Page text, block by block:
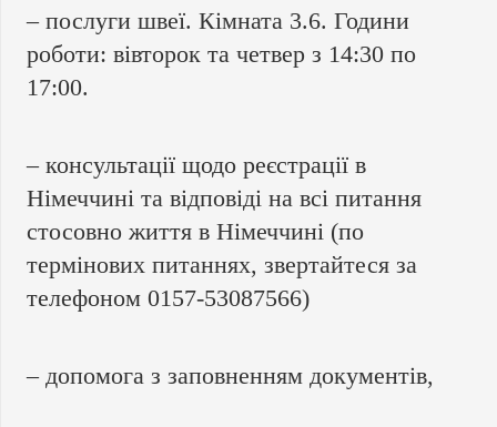
– послуги швеї. Кімната 3.6. Години
роботи: вівторок та четвер з 14:30 по
17:00.
– консультації щодо реєстрації в
Німеччині та відповіді на всі питання
стосовно життя в Німеччині (по
термінових питаннях, звертайтеся за
телефоном 0157-53087566)
– допомога з заповненням документів,